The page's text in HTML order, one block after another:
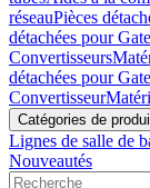
réseauPièces
détachées pour
Convertisseurs
détachées pour
Convertisseur
Catégories de
Lignes de salle de
Nouveautés